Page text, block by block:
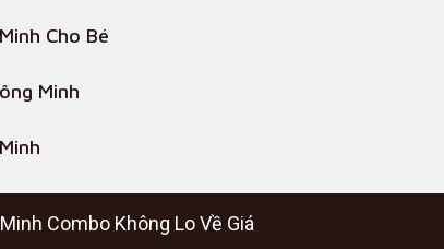
Cho Bé
Minh
Combo Không Lo Về Giá